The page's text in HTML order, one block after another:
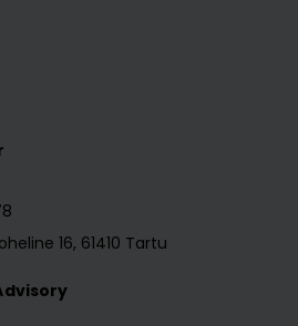
16, 61410 Tartu